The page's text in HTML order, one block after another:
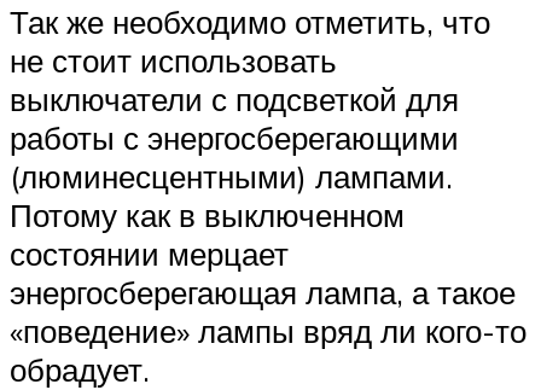
Так же необходимо отметить, что
не стоит использовать
выключатели с подсветкой для
работы с энергосберегающими
(люминесцентными) лампами.
Потому как в выключенном
состоянии мерцает
энергосберегающая лампа, а такое
«поведение» лампы вряд ли кого-то
обрадует.